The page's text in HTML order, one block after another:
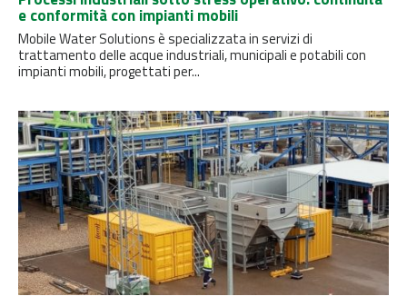
e conformità con impianti mobili
Mobile Water Solutions è specializzata in servizi di
trattamento delle acque industriali, municipali e potabili con
impianti mobili, progettati per...